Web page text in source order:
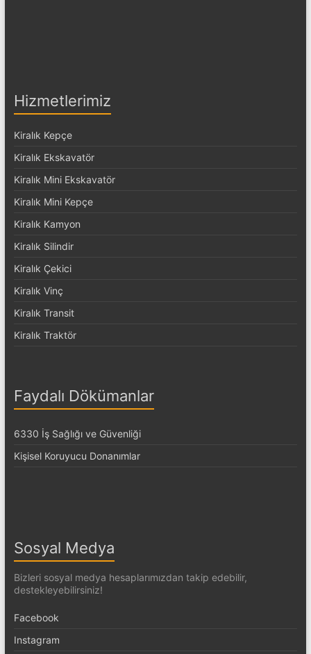
Hizmetlerimiz
Kiralık Kepçe
Kiralık Ekskavatör
Kiralık Mini Ekskavatör
Kiralık Mini Kepçe
Kiralık Kamyon
Kiralık Silindir
Kiralık Çekici
Kiralık Vinç
Kiralık Transit
Kiralık Traktör
Faydalı Dökümanlar
6330 İş Sağlığı ve Güvenliği
Kişisel Koruyucu Donanımlar
Sosyal Medya
Bizleri sosyal medya hesaplarımızdan takip edebilir,
destekleyebilirsiniz!
Facebook
Instagram